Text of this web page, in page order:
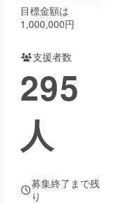
コミュニティ
目標金額は
1,000,000円
支援者数
295
人
募集終了まで残
り